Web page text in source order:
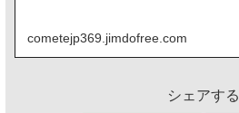
cometejp369.jimdofree.com
シェアする